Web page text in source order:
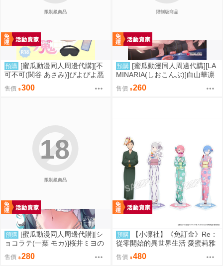
限制級商品
預購 [蜜瓜動漫同人周邊代購][不
可不可(関谷 あさみ)]ぴよぴよ悪
魔(同人誌)
售價 300
限制級商品
預購 [蜜瓜動漫同人周邊代購][LA
MINARIA(しおこんぶ)]白山華凛
のシドウ制度3(同人誌)
售價 260
限制級商品
18
預購 [蜜瓜動漫同人周邊代購][シ
ョコラテ(一葉 モカ)]桜井ミヨの
●●アプリ実験(蔚藍檔案)(同人誌)
售價 280
預購
【小凜社】《免訂金》Re：
從零開始的異世界生活 愛蜜莉雅
拉姆 雷姆 お祭り ver. 和服 壓克
力立牌
售價 480